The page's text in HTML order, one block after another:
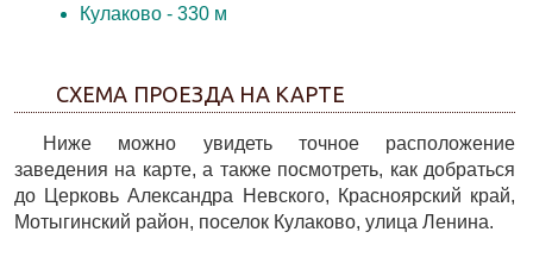
Кулаково - 330 м
СХЕМА ПРОЕЗДА НА КАРТЕ
Ниже можно увидеть точное расположение
заведения на карте, а также посмотреть, как добраться
до Церковь Александра Невского, Красноярский край,
Мотыгинский район, поселок Кулаково, улица Ленина.